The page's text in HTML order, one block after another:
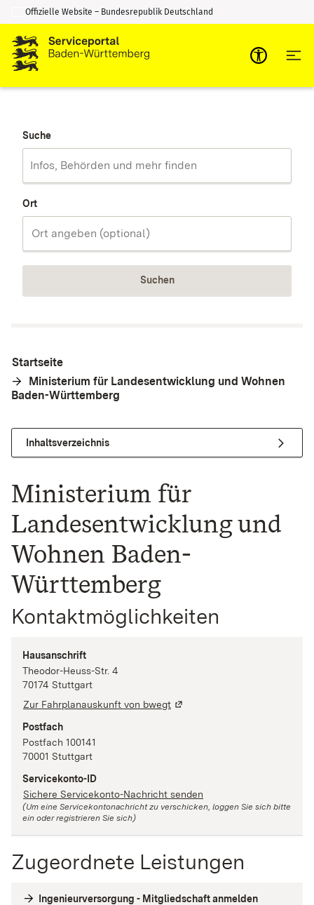
Zum Inhalt springen
Zur Suche springen
Offizielle Website – Bundesrepublik Deutschland
Suche
Ort
Suchen
Startseite
Ministerium für Landesentwicklung und Wohnen
Baden-Württemberg
Inhaltsverzeichnis
Ministerium für
Landesentwicklung und
Wohnen Baden-
Württemberg
Kontaktmöglichkeiten
Hausanschrift
Theodor-Heuss-Str. 4
70174 Stuttgart
Zur Fahrplanauskunft von bwegt
Postfach
Postfach 100141
70001 Stuttgart
Servicekonto-ID
Sichere Servicekonto-Nachricht senden
(Um eine Servicekontonachricht zu verschicken, loggen Sie sich bitte
ein oder registrieren Sie sich)
Zugeordnete Leistungen
Ingenieurversorgung - Mitgliedschaft anmelden